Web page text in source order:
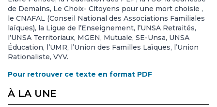
de Demains, Le Choix- Citoyens pour une mort choisie ,
le CNAFAL (Conseil National des Associations Familiales
laïques), la Ligue de l’Enseignement, l’UNSA Retraités,
l’UNSA Territoriaux, MGEN, Mutuale, SE-Unsa, UNSA
Éducation, l’UMR, l’Union des Familles Laïques, l’Union
Rationaliste, VYV.
Pour retrouver ce texte en format PDF
À LA UNE